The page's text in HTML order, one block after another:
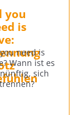
you
is
need is
Wann ist es
sich